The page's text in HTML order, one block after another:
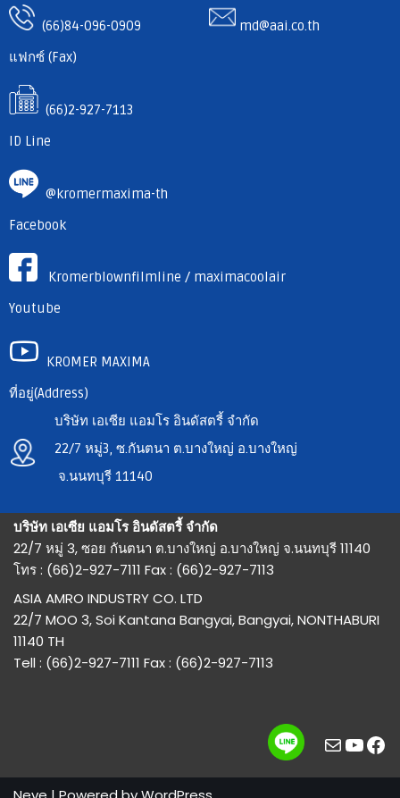
(66)84-096-0909
md@aai.co.th
แฟกซ์ (Fax)
(66)2-927-7113
ID Line
@kromermaxima-th
Facebook
Kromerblownfilmline / maximacoolair
Youtube
KROMER MAXIMA
ที่อยู่(Address)
บริษัท เอเซีย แอมโร อินดัสตรี้ จำกัด
22/7 หมู่3, ซ.กันตนา ต.บางใหญ่ อ.บางใหญ่
จ.นนทบุรี 11140
บริษัท เอเซีย แอมโร อินดัสตรี้ จำกัด
22/7 หมู่ 3, ซอย กันตนา ต.บางใหญ่ อ.บางใหญ่ จ.นนทบุรี 11140
โทร : (66)2-927-7111 Fax : (66)2-927-7113
ASIA AMRO INDUSTRY CO. LTD
22/7 MOO 3, Soi Kantana Bangyai, Bangyai, NONTHABURI
11140 TH
Tell : (66)2-927-7111 Fax : (66)2-927-7113